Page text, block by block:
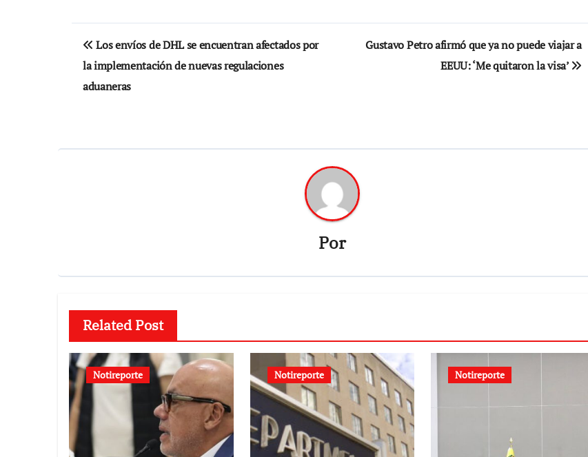
Navegación
de
entradas
Los envíos de DHL se encuentran afectados por
la implementación de nuevas regulaciones
aduaneras
Gustavo Petro afirmó que ya no puede viajar a
EEUU: ‘Me quitaron la visa’
Por
Related Post
Notireporte Notireporte Notireporte